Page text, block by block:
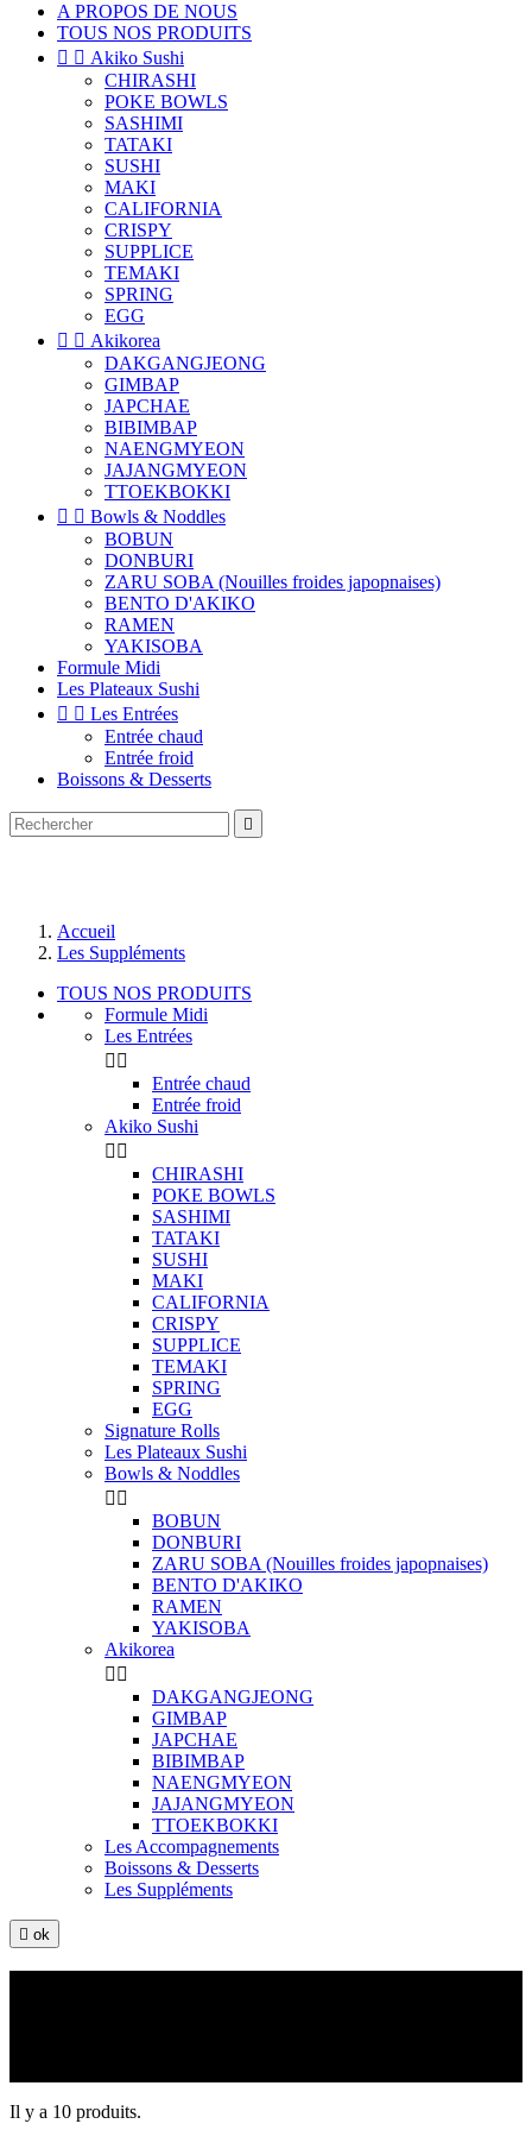
A PROPOS DE NOUS
TOUS NOS PRODUITS
  Akiko Sushi
CHIRASHI
POKE BOWLS
SASHIMI
TATAKI
SUSHI
MAKI
CALIFORNIA
CRISPY
SUPPLICE
TEMAKI
SPRING
EGG
  Akikorea
DAKGANGJEONG
GIMBAP
JAPCHAE
BIBIMBAP
NAENGMYEON
JAJANGMYEON
TTOEKBOKKI
  Bowls & Noddles
BOBUN
DONBURI
ZARU SOBA (Nouilles froides japopnaises)
BENTO D'AKIKO
RAMEN
YAKISOBA
Formule Midi
Les Plateaux Sushi
  Les Entrées
Entrée chaud
Entrée froid
Boissons & Desserts

Accueil
Les Suppléments
TOUS NOS PRODUITS
Formule Midi
Les Entrées
 
Entrée chaud
Entrée froid
Akiko Sushi
 
CHIRASHI
POKE BOWLS
SASHIMI
TATAKI
SUSHI
MAKI
CALIFORNIA
CRISPY
SUPPLICE
TEMAKI
SPRING
EGG
Signature Rolls
Les Plateaux Sushi
Bowls & Noddles
 
BOBUN
DONBURI
ZARU SOBA (Nouilles froides japopnaises)
BENTO D'AKIKO
RAMEN
YAKISOBA
Akikorea
 
DAKGANGJEONG
GIMBAP
JAPCHAE
BIBIMBAP
NAENGMYEON
JAJANGMYEON
TTOEKBOKKI
Les Accompagnements
Boissons & Desserts
Les Suppléments
 ok
Il y a 10 produits.